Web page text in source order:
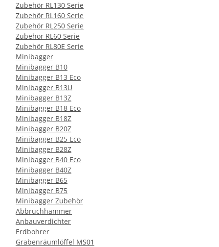
Zubehör RL130 Serie
Zubehör RL160 Serie
Zubehör RL250 Serie
Zubehör RL60 Serie
Zubehör RL80E Serie
Minibagger
Minibagger B10
Minibagger B13 Eco
Minibagger B13U
Minibagger B13Z
Minibagger B18 Eco
Minibagger B18Z
Minibagger B20Z
Minibagger B25 Eco
Minibagger B28Z
Minibagger B40 Eco
Minibagger B40Z
Minibagger B65
Minibagger B75
Minibagger Zubehör
Abbruchhämmer
Anbauverdichter
Erdbohrer
Grabenräumlöffel MS01